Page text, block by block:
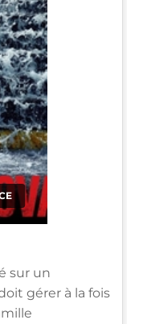
sur un
gérer à la fois